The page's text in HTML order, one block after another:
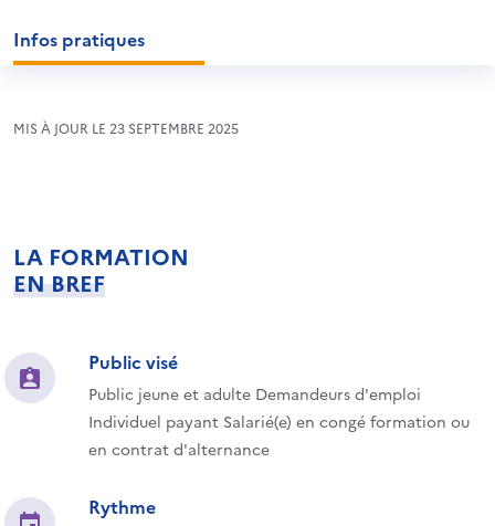
Infos pratiques
MIS À JOUR LE 23 SEPTEMBRE 2025
LA FORMATION
EN BREF
Public visé
Public jeune et adulte Demandeurs d'emploi
Individuel payant Salarié(e) en congé formation ou
en contrat d'alternance
Rythme